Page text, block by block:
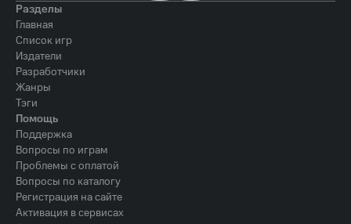
Разделы
Главная
Список игр
Издатели
Разработчики
Жанры
Тэги
Помощь
Поддержка
Вопросы по играм
Проблемы с оплатой
Вопросы по каталогу
Регистрация на сайте
Активация в сервисах